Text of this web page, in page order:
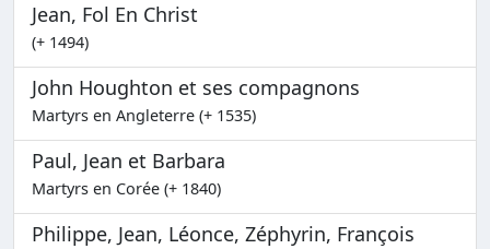
Jean, Fol En Christ
(+ 1494)
John Houghton et ses compagnons
Martyrs en Angleterre (+ 1535)
Paul, Jean et Barbara
Martyrs en Corée (+ 1840)
Philippe, Jean, Léonce, Zéphyrin, François